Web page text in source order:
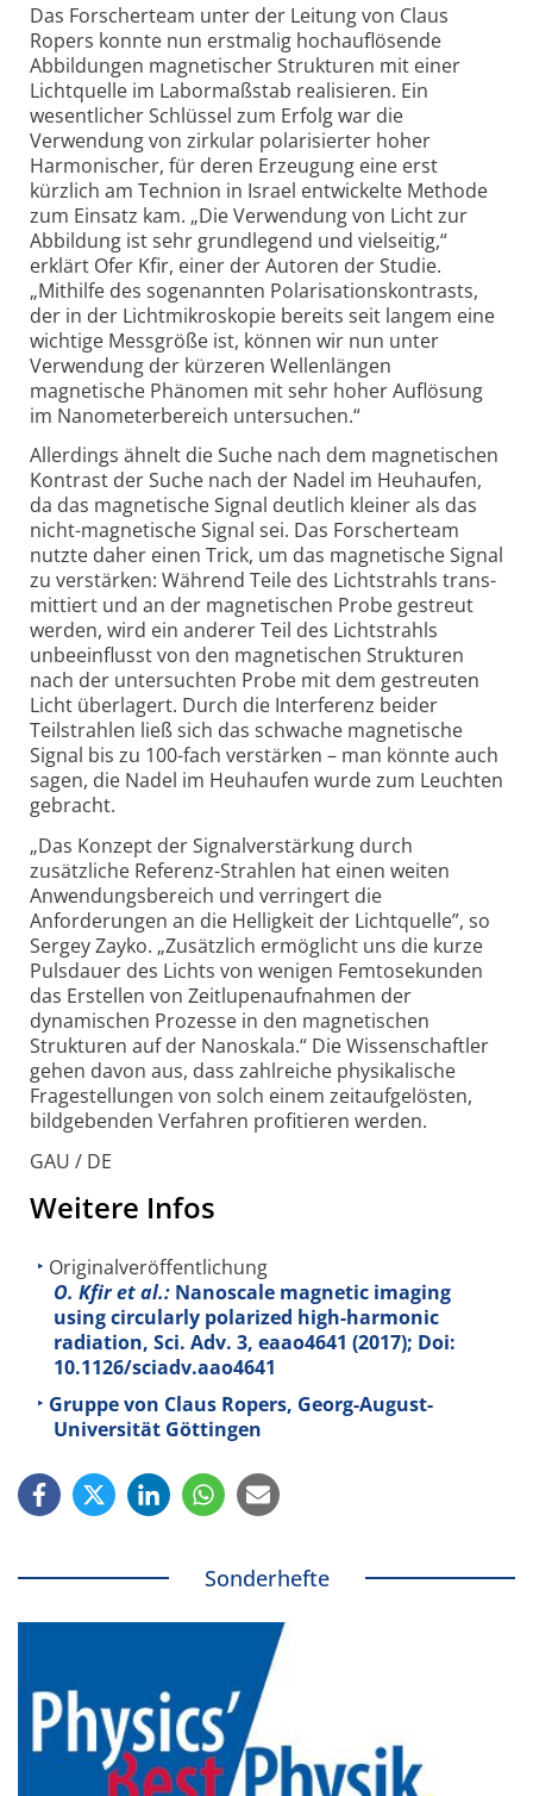
Das Forscherteam unter der Leitung von Claus
Ropers konnte nun erstmalig hoch­auflösende
Abbildungen magnetischer Strukturen mit einer
Licht­quelle im Labor­maßstab realisieren. Ein
wesentlicher Schlüssel zum Erfolg war die
Verwendung von zirkular polarisierter hoher
Harmonischer, für deren Erzeugung eine erst
kürzlich am Technion in Israel entwickelte Methode
zum Einsatz kam. „Die Verwendung von Licht zur
Abbildung ist sehr grund­legend und viel­seitig,“
erklärt Ofer Kfir, einer der Autoren der Studie.
„Mithilfe des sogenannten Polarisations­kontrasts,
der in der Licht­mikroskopie bereits seit langem eine
wichtige Mess­größe ist, können wir nun unter
Verwendung der kürzeren Wellen­längen
magnetische Phänomen mit sehr hoher Auflösung
im Nano­meter­bereich untersuchen.“
Allerdings ähnelt die Suche nach dem magnetischen
Kontrast der Suche nach der Nadel im Heuhaufen,
da das magnetische Signal deutlich kleiner als das
nicht-magnetische Signal sei. Das Forscher­team
nutzte daher einen Trick, um das magnetische Signal
zu verstärken: Während Teile des Licht­strahls trans­
mittiert und an der magnetischen Probe gestreut
werden, wird ein anderer Teil des Licht­strahls
unbeeinflusst von den magnetischen Strukturen
nach der untersuchten Probe mit dem gestreuten
Licht überlagert. Durch die Interferenz beider
Teilstrahlen ließ sich das schwache magnetische
Signal bis zu 100-fach verstärken – man könnte auch
sagen, die Nadel im Heuhaufen wurde zum Leuchten
gebracht.
„Das Konzept der Signalverstärkung durch
zusätzliche Referenz-Strahlen hat einen weiten
Anwendungs­bereich und verringert die
Anforderungen an die Hellig­keit der Licht­quelle”, so
Sergey Zayko. „Zusätzlich ermöglicht uns die kurze
Puls­dauer des Lichts von wenigen Femto­sekunden
das Erstellen von Zeit­lupen­aufnahmen der
dynamischen Prozesse in den magnetischen
Strukturen auf der Nano­skala.“ Die Wissenschaftler
gehen davon aus, dass zahlreiche physikalische
Frage­stellungen von solch einem zeit­aufgelösten,
bild­gebenden Verfahren profitieren werden.
GAU / DE
Weitere Infos
Originalveröffentlichung
O. Kfir et al.: Nanoscale magnetic imaging
using circularly polarized high-harmonic
radiation, Sci. Adv. 3, eaao4641 (2017); Doi:
10.1126/sciadv.aao4641
Gruppe von Claus Ropers, Georg-August-
Universität Göttingen
Sonderhefte